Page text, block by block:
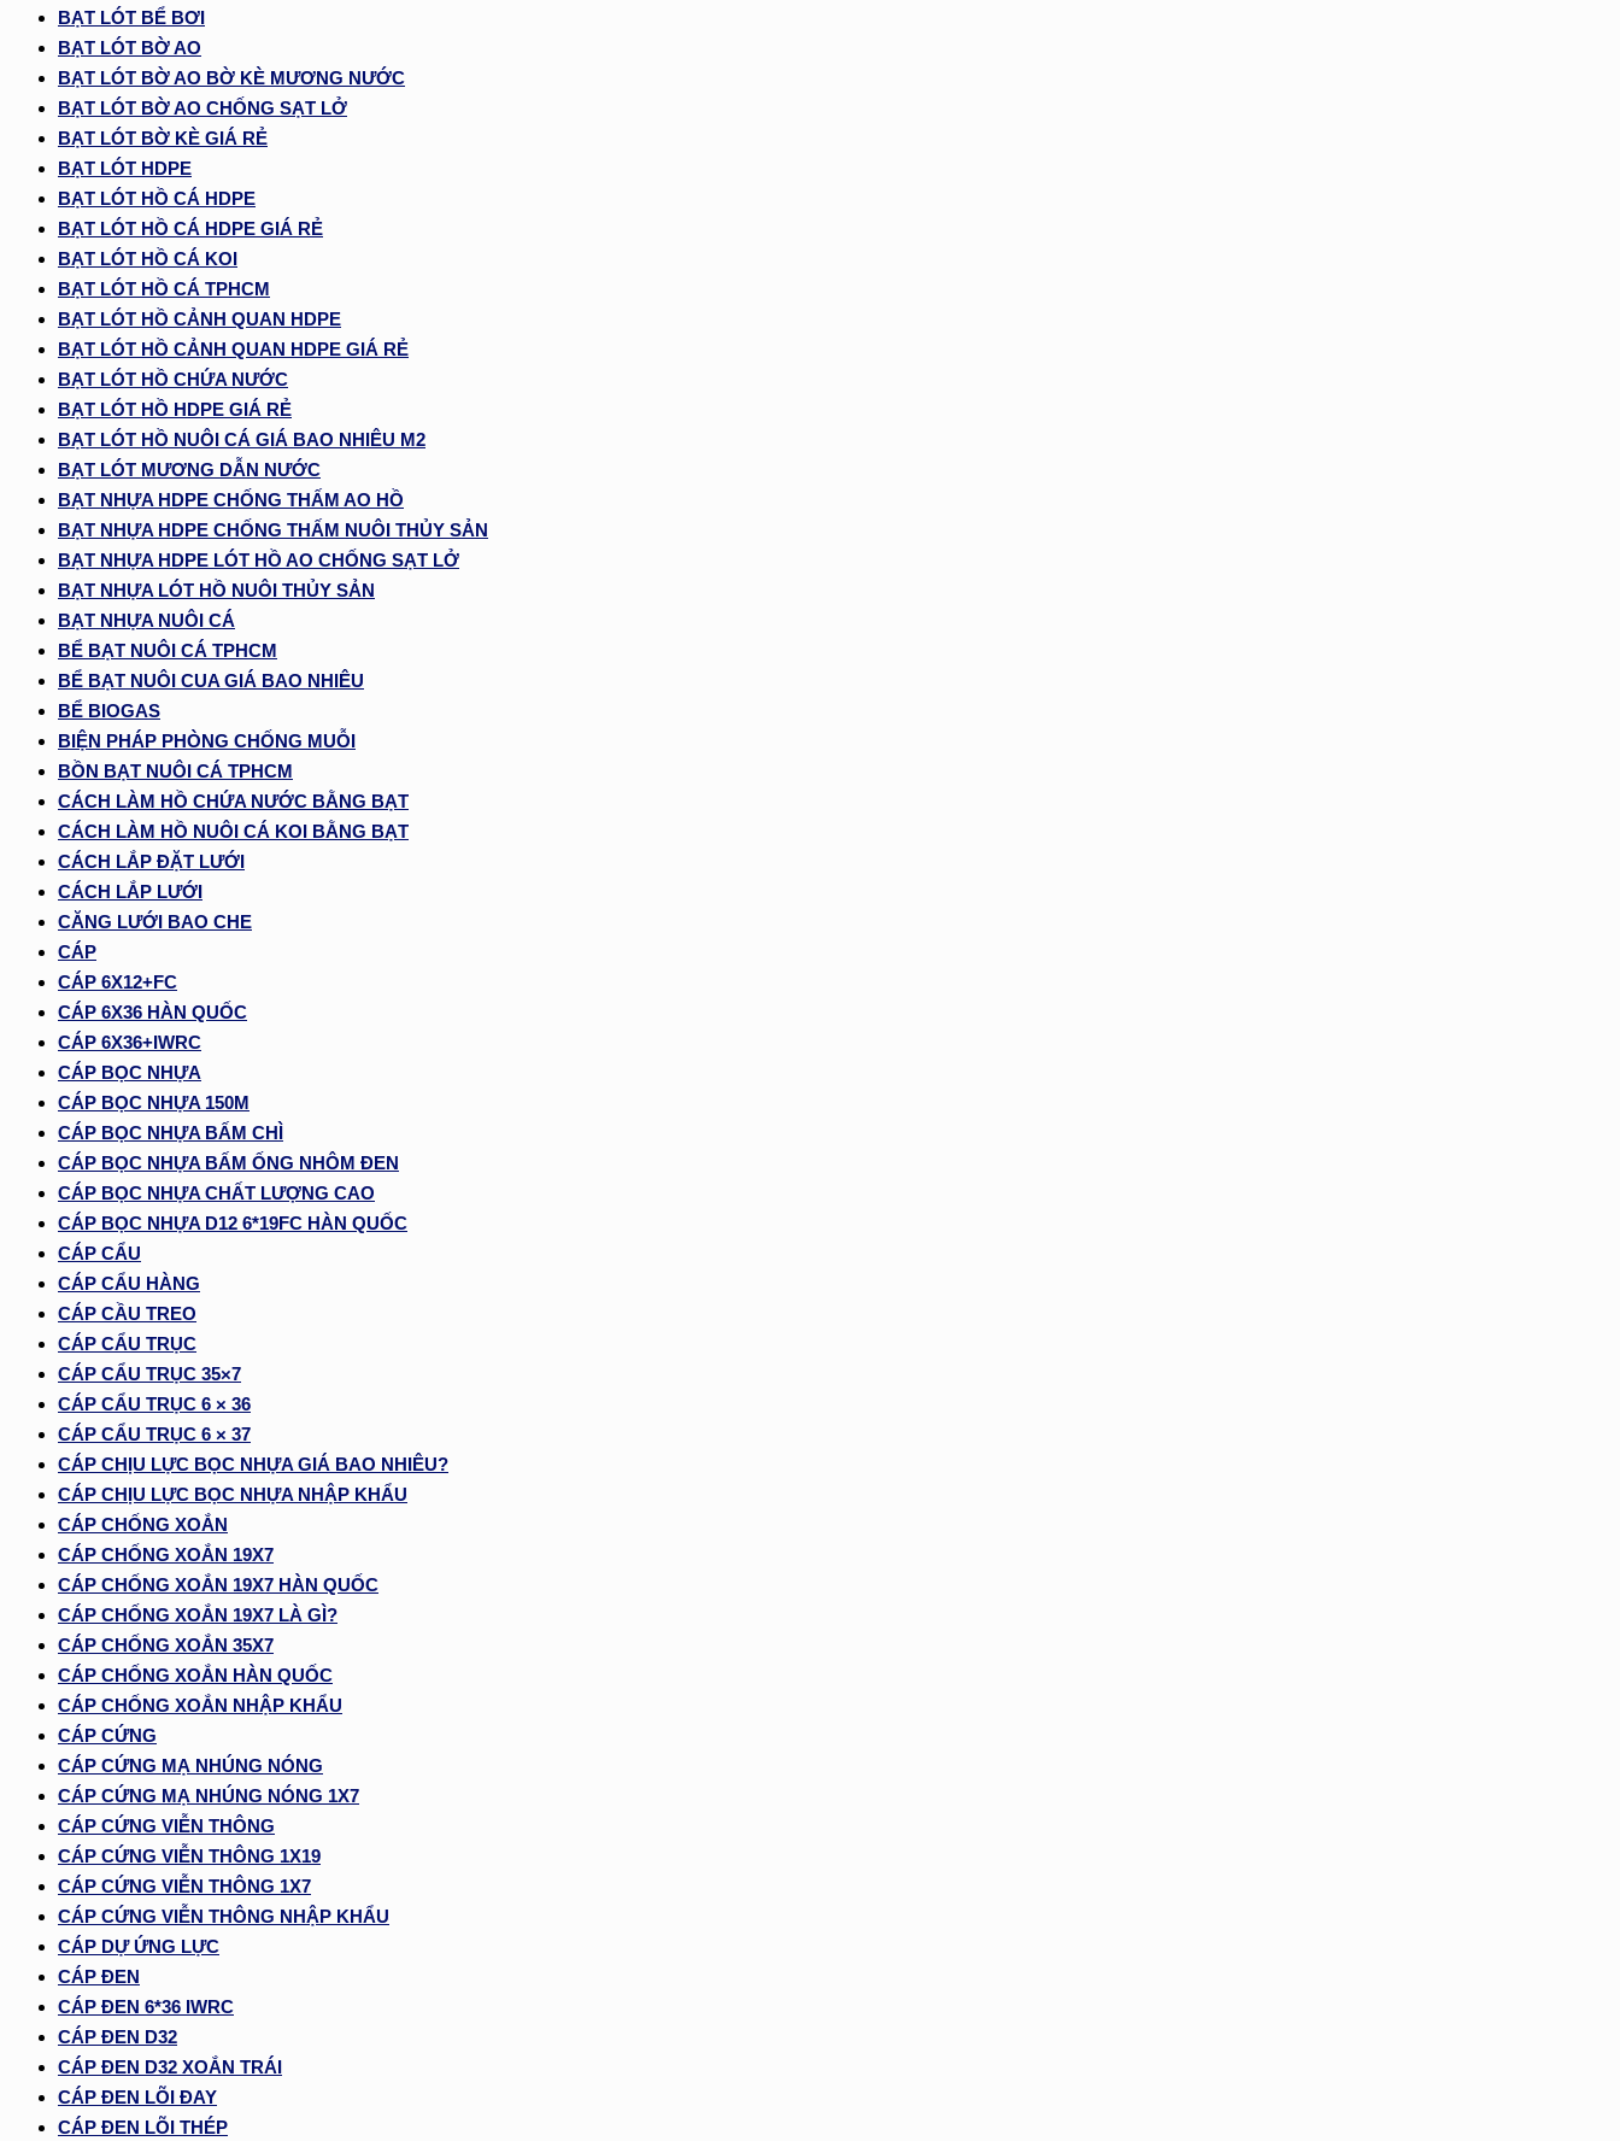
BẠT LÓT BỂ BƠI
BẠT LÓT BỜ AO
BẠT LÓT BỜ AO BỜ KÈ MƯƠNG NƯỚC
BẠT LÓT BỜ AO CHỐNG SẠT LỞ
BẠT LÓT BỜ KÈ GIÁ RẺ
BẠT LÓT HDPE
BẠT LÓT HỒ CÁ HDPE
BẠT LÓT HỒ CÁ HDPE GIÁ RẺ
BẠT LÓT HỒ CÁ KOI
BẠT LÓT HỒ CÁ TPHCM
BẠT LÓT HỒ CẢNH QUAN HDPE
BẠT LÓT HỒ CẢNH QUAN HDPE GIÁ RẺ
BẠT LÓT HỒ CHỨA NƯỚC
BẠT LÓT HỒ HDPE GIÁ RẺ
BẠT LÓT HỒ NUÔI CÁ GIÁ BAO NHIÊU M2
BẠT LÓT MƯƠNG DẪN NƯỚC
BẠT NHỰA HDPE CHỐNG THẤM AO HỒ
BẠT NHỰA HDPE CHỐNG THẤM NUÔI THỦY SẢN
BẠT NHỰA HDPE LÓT HỒ AO CHỐNG SẠT LỞ
BẠT NHỰA LÓT HỒ NUÔI THỦY SẢN
BẠT NHỰA NUÔI CÁ
BỂ BẠT NUÔI CÁ TPHCM
BỂ BẠT NUÔI CUA GIÁ BAO NHIÊU
BỂ BIOGAS
BIỆN PHÁP PHÒNG CHỐNG MUỖI
BỒN BẠT NUÔI CÁ TPHCM
CÁCH LÀM HỒ CHỨA NƯỚC BẰNG BẠT
CÁCH LÀM HỒ NUÔI CÁ KOI BẰNG BẠT
CÁCH LẮP ĐẶT LƯỚI
CÁCH LẮP LƯỚI
CĂNG LƯỚI BAO CHE
CÁP
CÁP 6X12+FC
CÁP 6X36 HÀN QUỐC
CÁP 6X36+IWRC
CÁP BỌC NHỰA
CÁP BỌC NHỰA 150M
CÁP BỌC NHỰA BẤM CHÌ
CÁP BỌC NHỰA BẤM ỐNG NHÔM ĐEN
CÁP BỌC NHỰA CHẤT LƯỢNG CAO
CÁP BỌC NHỰA D12 6*19FC HÀN QUỐC
CÁP CẨU
CÁP CẨU HÀNG
CÁP CẦU TREO
CÁP CẨU TRỤC
CÁP CẨU TRỤC 35×7
CÁP CẨU TRỤC 6 × 36
CÁP CẨU TRỤC 6 × 37
CÁP CHỊU LỰC BỌC NHỰA GIÁ BAO NHIÊU?
CÁP CHỊU LỰC BỌC NHỰA NHẬP KHẨU
CÁP CHỐNG XOẮN
CÁP CHỐNG XOẮN 19X7
CÁP CHỐNG XOẮN 19X7 HÀN QUỐC
CÁP CHỐNG XOẮN 19X7 LÀ GÌ?
CÁP CHỐNG XOẮN 35X7
CÁP CHỐNG XOẮN HÀN QUỐC
CÁP CHỐNG XOẮN NHẬP KHẨU
CÁP CỨNG
CÁP CỨNG MẠ NHÚNG NÓNG
CÁP CỨNG MẠ NHÚNG NÓNG 1X7
CÁP CỨNG VIỄN THÔNG
CÁP CỨNG VIỄN THÔNG 1X19
CÁP CỨNG VIỄN THÔNG 1X7
CÁP CỨNG VIỄN THÔNG NHẬP KHẨU
CÁP DỰ ỨNG LỰC
CÁP ĐEN
CÁP ĐEN 6*36 IWRC
CÁP ĐEN D32
CÁP ĐEN D32 XOẮN TRÁI
CÁP ĐEN LÕI ĐAY
CÁP ĐEN LÕI THÉP